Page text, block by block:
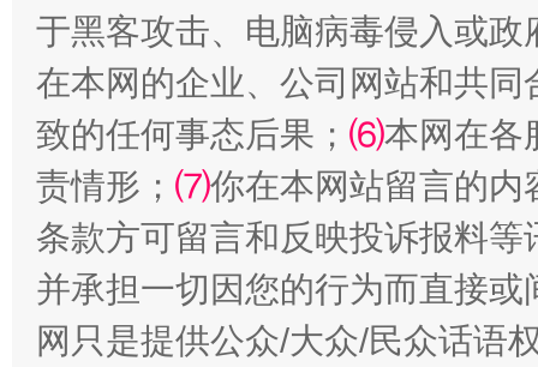
国家大学科技园优化重塑工作
于黑客攻击、电脑病毒侵入或
在本网的企业、公司网站和共
致的任何事态后果； ⑹本网在各
责情形； ⑺你在本网站留言的内
条款方可留言和反映投诉报料
并承担一切因您的行为而直接
网只是提供公众/大众/民众话语